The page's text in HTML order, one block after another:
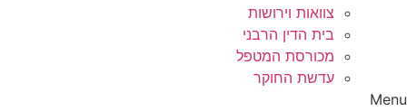
צוואות וירושות
בית הדין הרבני
מכורסת המטפל
עדשת החוקר
Menu